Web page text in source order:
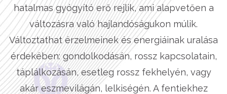
hatalmas gyógyító erő rejlik, ami alapvetően a
változásra való hajlandóságukon múlik.
Változtathat érzelmeinek és energiáinak uralása
érdekében: gondolkodásán, rossz kapcsolatain,
táplálkozásán, esetleg rossz fekhelyén, vagy
akár eszmevilágán, lelkiségén. A fentiekhez